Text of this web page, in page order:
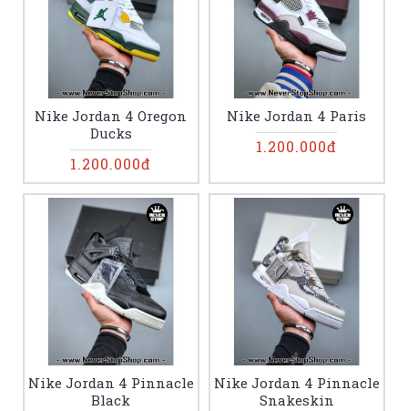
Nike Jordan 4 Oregon
Ducks
1.200.000đ
Nike Jordan 4 Paris
1.200.000đ
Nike Jordan 4 Pinnacle
Black
Nike Jordan 4 Pinnacle
Snakeskin